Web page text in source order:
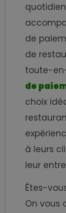
de
de
toute-
de
choix
à leurs
leur
Êtes-
On vous